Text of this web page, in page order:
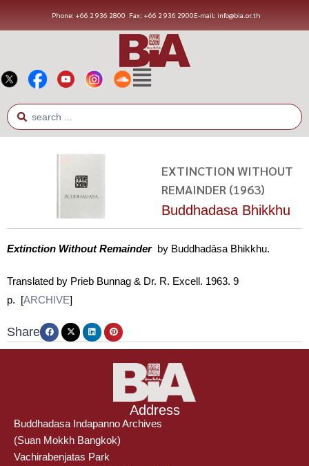
Phone: +66 2 936 2800 Fax: +66 2 936 2900E-mail: info@bia.or.th
EXTINCTION WITHOUT
REMAINDER (1963)
Buddhadasa Bhikkhu
Extinction Without Remainder by Buddhadāsa Bhikkhu.
Translated by Prieb Bunnag & Dr. R. Excell. 1963. 9
p. [ARCHIVE]
Share
Address
Buddhadasa Indapanno Archives
(Suan Mokkh Bangkok)
Vachirabenjatas Park